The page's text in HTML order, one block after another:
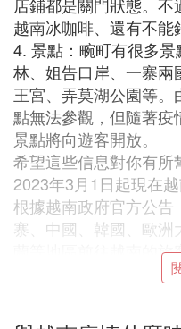
越南冰咖啡、還有不能
4. 景點：畹町有很多
林、姐告口岸、一寨
王宮、弄莫湖公園等
點無法參觀，但隨著
景點將向遊客開放。
希望這些信息對你有所
2023年3月1日起現在
根據越南政府官方公
寨、中國、韓國、歐
蘭等地區前往越南的
其中包括7天的隔離在